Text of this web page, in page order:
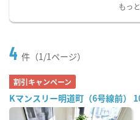
もっ
4 件（1/1ページ）
割引キャンペーン
Kマンスリー明道町（6号線前）